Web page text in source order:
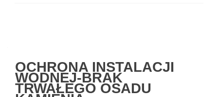
wpisach
OCHRONA INSTALACJI
WODNEJ-BRAK
TRWAŁEGO OSADU